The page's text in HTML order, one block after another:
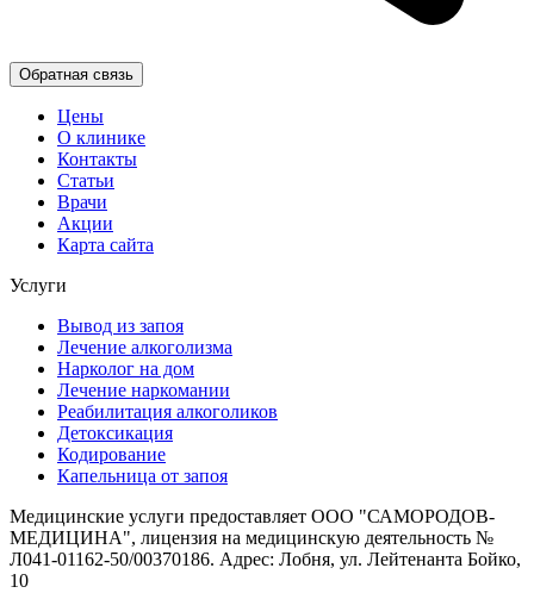
Обратная связь
Цены
О клинике
Контакты
Статьи
Врачи
Акции
Карта сайта
Услуги
Вывод из запоя
Лечение алкоголизма
Нарколог на дом
Лечение наркомании
Реабилитация алкоголиков
Детоксикация
Кодирование
Капельница от запоя
Медицинские услуги предоставляет ООО "САМОРОДОВ-
МЕДИЦИНА", лицензия на медицинскую деятельность №
Л041-01162-50/00370186. Адрес: Лобня, ул. Лейтенанта Бойко,
10